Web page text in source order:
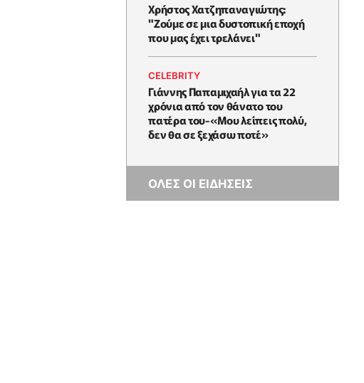
Χρήστος Χατζηπαναγιώτης:
"Ζούμε σε μια δυστοπική εποχή
που μας έχει τρελάνει"
CELEBRITY
Γιάννης Παπαμιχαήλ για τα 22
χρόνια από τον θάνατο του
πατέρα του-«Μου λείπεις πολύ,
δεν θα σε ξεχάσω ποτέ»
ΟΛΕΣ ΟΙ ΕΙΔΗΣΕΙΣ